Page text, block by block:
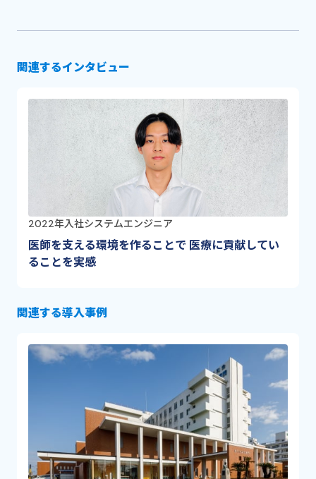
関連するインタビュー
2022年入社システムエンジニア
医師を支える環境を作ることで 医療に貢献してい
ることを実感
関連する導入事例